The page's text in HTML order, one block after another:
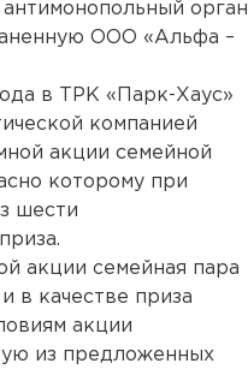
антимонопольный орган
ООО «Альфа –
в ТРК «Парк-Хаус»
компанией
акции семейной
которому при
шести
акции семейная пара
в качестве приза
акции
из предложенных